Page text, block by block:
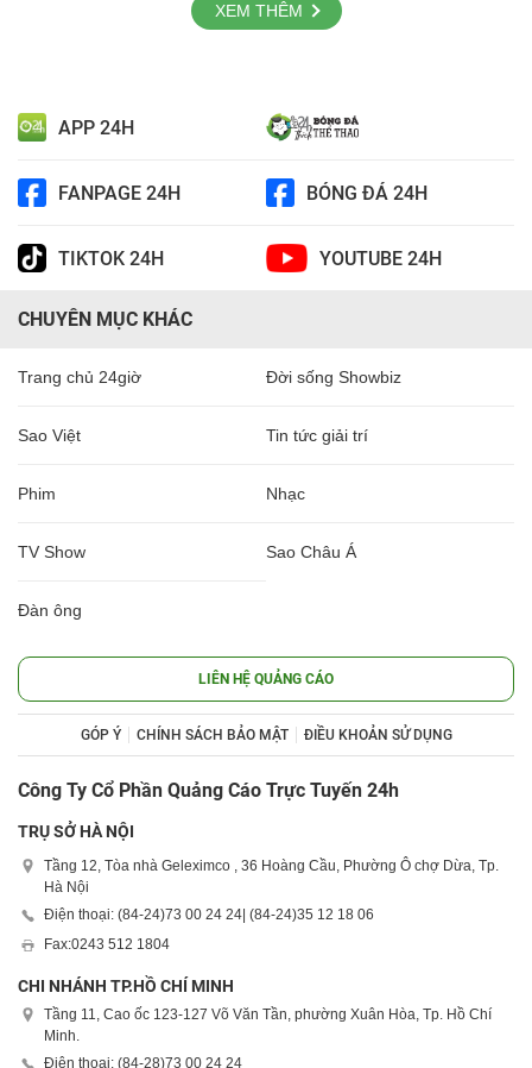
XEM THÊM
APP 24H
FANPAGE 24H BÓNG ĐÁ 24H
TIKTOK 24H YOUTUBE 24H
CHUYÊN MỤC KHÁC
Trang chủ 24giờ Đời sống Showbiz
Sao Việt Tin tức giải trí
Phim Nhạc
TV Show Sao Châu Á
Đàn ông
LIÊN HỆ QUẢNG CÁO
GÓP Ý CHÍNH SÁCH BẢO MẬT ĐIỀU KHOẢN SỬ DỤNG
Công Ty Cổ Phần Quảng Cáo Trực Tuyến 24h
TRỤ SỞ HÀ NỘI
Tầng 12, Tòa nhà Geleximco , 36 Hoàng Cầu, Phường Ô chợ Dừa, Tp.
Hà Nội
Điện thoại: (84-24)73 00 24 24 | (84-24)35 12 18 06
Fax:0243 512 1804
CHI NHÁNH TP.HỒ CHÍ MINH
Tầng 11, Cao ốc 123-127 Võ Văn Tần, phường Xuân Hòa, Tp. Hồ Chí
Minh.
Điện thoại: (84-28)73 00 24 24